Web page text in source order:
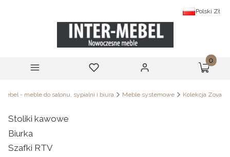
Polski Zł
Menu Ulubione Zaloguj się Koszyk
- meble do salonu, sypialni i biura Meble systemowe Kolekcja Zova
Stoliki kawowe
Biurka
Szafki RTV